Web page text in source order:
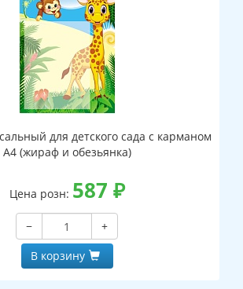
для детского сада с карманом
А4 (жираф и обезьянка)
Цена розн: 587 ₽
−
+
В корзину